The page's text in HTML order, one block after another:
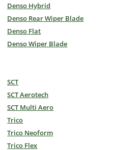
Denso Hybrid
Denso Rear Wiper Blade
Denso Flat
Denso Wiper Blade
SCT
SCT Aerotech
SCT Multi Aero
Trico
Trico Neoform
Trico Flex